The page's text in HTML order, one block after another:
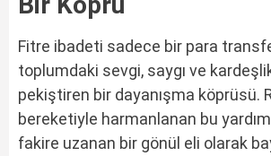
Fitre ibadeti sadece bir para
toplumdaki sevgi, saygı ve kardeşlik
pekiştiren bir dayanışma köprüsü.
bereketiyle harmanlanan bu
fakire uzanan bir gönül eli olarak